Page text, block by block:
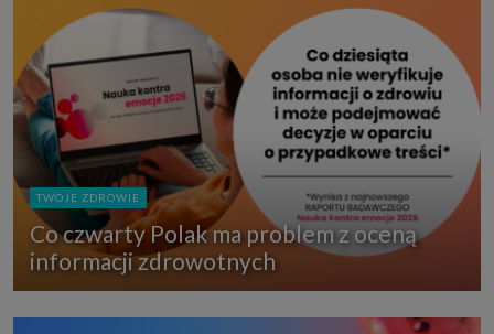
TWOJE ZDROWIE
Co czwarty Polak ma problem z oceną
informacji zdrowotnych